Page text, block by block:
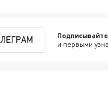
и первыми